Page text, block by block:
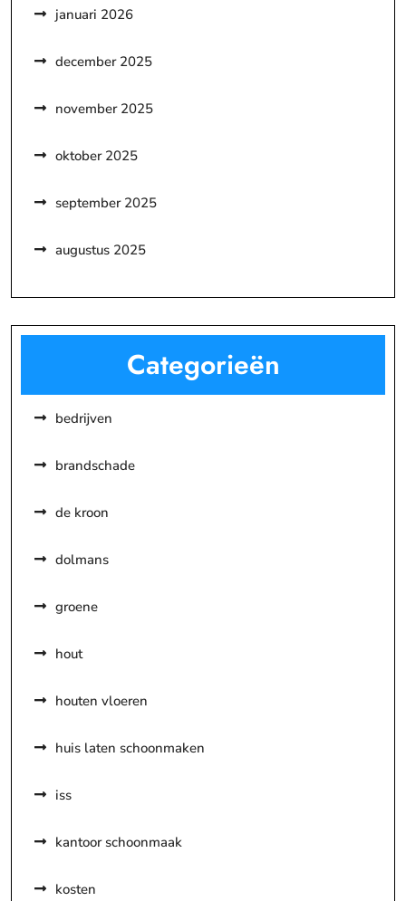
januari 2026
december 2025
november 2025
oktober 2025
september 2025
augustus 2025
Categorieën
bedrijven
brandschade
de kroon
dolmans
groene
hout
houten vloeren
huis laten schoonmaken
iss
kantoor schoonmaak
kosten